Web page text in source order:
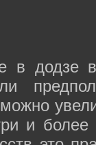
в додзе
можно
и